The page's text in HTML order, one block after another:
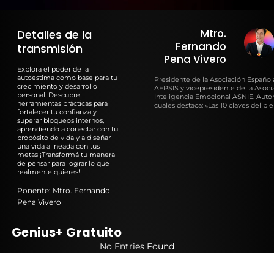
Detalles de la
transmisión
Explora el poder de la
autoestima como base para tu
crecimiento y desarrollo
personal. Descubre
herramientas prácticas para
fortalecer tu confianza y
superar bloqueos internos,
aprendiendo a conectar con tu
propósito de vida y a diseñar
una vida alineada con tus
metas ¡Transformá tu manera
de pensar para lograr lo que
realmente quieres!
Ponente: Mtro. Fernando
Pena Vivero
Mtro.
Fernando
Pena Vivero
Presidente de la Asociación
AEPSIS y vicepresidente de la
Inteligencia Emocional ASNIE.
cuales destaca: «Las 10 claves del
Genius+ Gratuito
No Entries Found